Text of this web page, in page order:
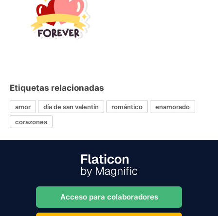
Etiquetas relacionadas
amor día de san valentín romántico
enamorado
corazones
Acceso para colaboradores